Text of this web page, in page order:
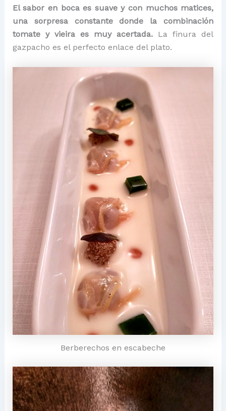
El sabor en boca es suave y con muchos matices,
una sorpresa constante donde la combinación
tomate y vieira es muy acertada. La finura del
gazpacho es el perfecto enlace del plato.
Berberechos en escabeche